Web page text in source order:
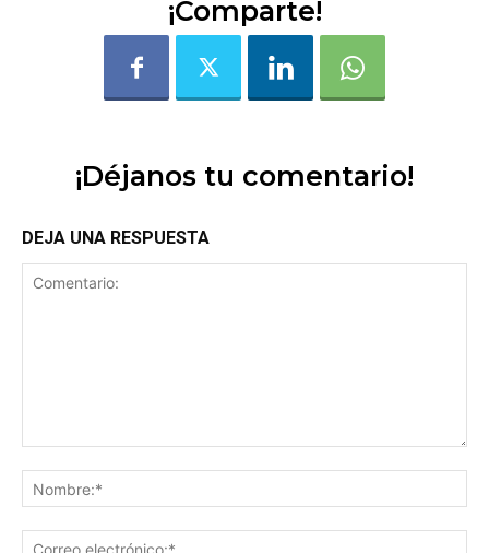
¡Comparte!
¡Déjanos tu comentario!
DEJA UNA RESPUESTA